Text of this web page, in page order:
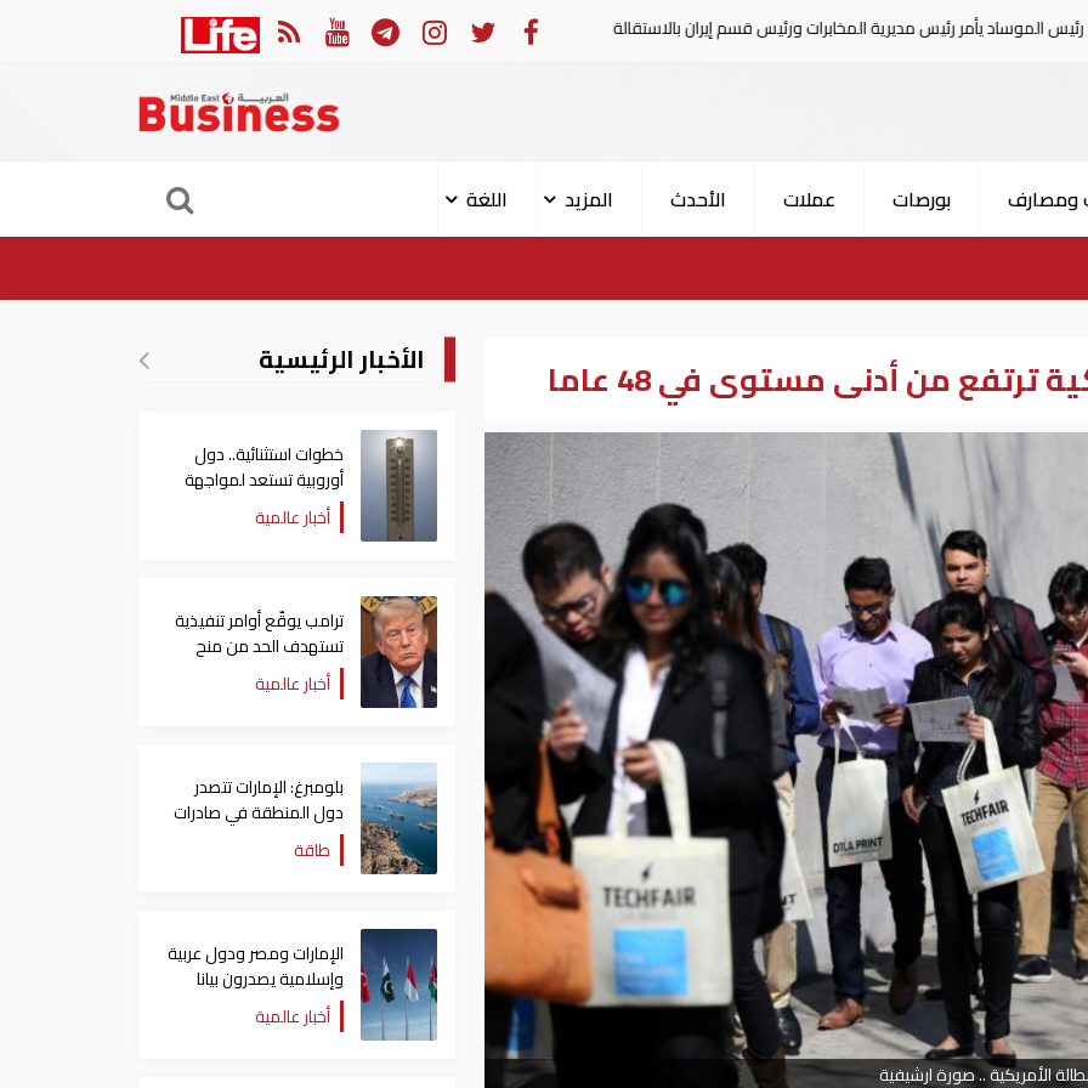
مديرية المخابرات ورئيس قسم إيران بالاستقالة السعودية تعلن إصابة 11 مدنيا في هجوم حوثي على نجران
ومصارف بورصات عملات الأحدث المزيد اللغة
ترتفع من أدنى مستوى في 48 عاما
الأمريكية .. صورة ارشيفية
الأخبار الرئيسية
خطوات استثنائية.. دول
أوروبية تستعد لمواجهة
موجة حر غير مسبوقة
أخبار عالمية
ترامب يوقّع أوامر تنفيذية
تستهدف الحد من منح
الجنسية الأمريكية بالولادة
أخبار عالمية
بلومبرغ: الإمارات تتصدر
دول المنطقة في صادرات
النفط عبر مضيق هرمز
طاقة
الإمارات ومصر ودول عربية
وإسلامية يصدرون بيانا
مشتركا بشأن الانتهاكات
الإسرائيلية في غزة
أخبار عالمية